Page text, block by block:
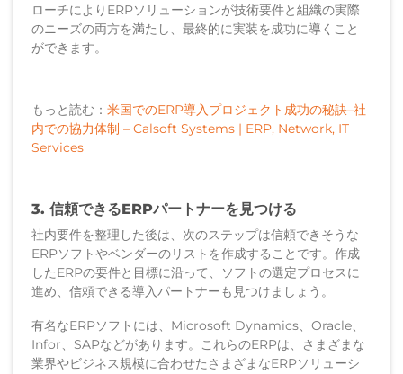
ローチによりERPソリューションが技術要件と組織の実際
のニーズの両方を満たし、最終的に実装を成功に導くこと
ができます。
もっと読む：米国でのERP導入プロジェクト成功の秘訣–社
内での協力体制 – Calsoft Systems | ERP, Network, IT
Services
3. 信頼できるERPパートナーを見つける
社内要件を整理した後は、次のステップは信頼できそうな
ERPソフトやベンダーのリストを作成することです。作成
したERPの要件と目標に沿って、ソフトの選定プロセスに
進め、信頼できる導入パートナーも見つけましょう。
有名なERPソフトには、Microsoft Dynamics、Oracle、
Infor、SAPなどがあります。これらのERPは、さまざまな
業界やビジネス規模に合わせたさまざまなERPソリューシ